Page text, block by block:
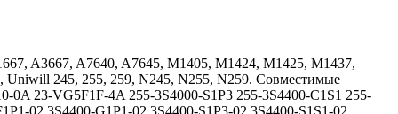
A3667, A7640, A7645, M1405, M1424, M1425, M1437,
Uniwill 245, 255, 259, N245, N255, N259. Совместимые
23-VG5F1F-4A 255-3S4000-S1P3 255-3S4400-C1S1 255-
02 3S4400-G1P1-02 3S4400-S1P3-02 3S4400-S1S1-02